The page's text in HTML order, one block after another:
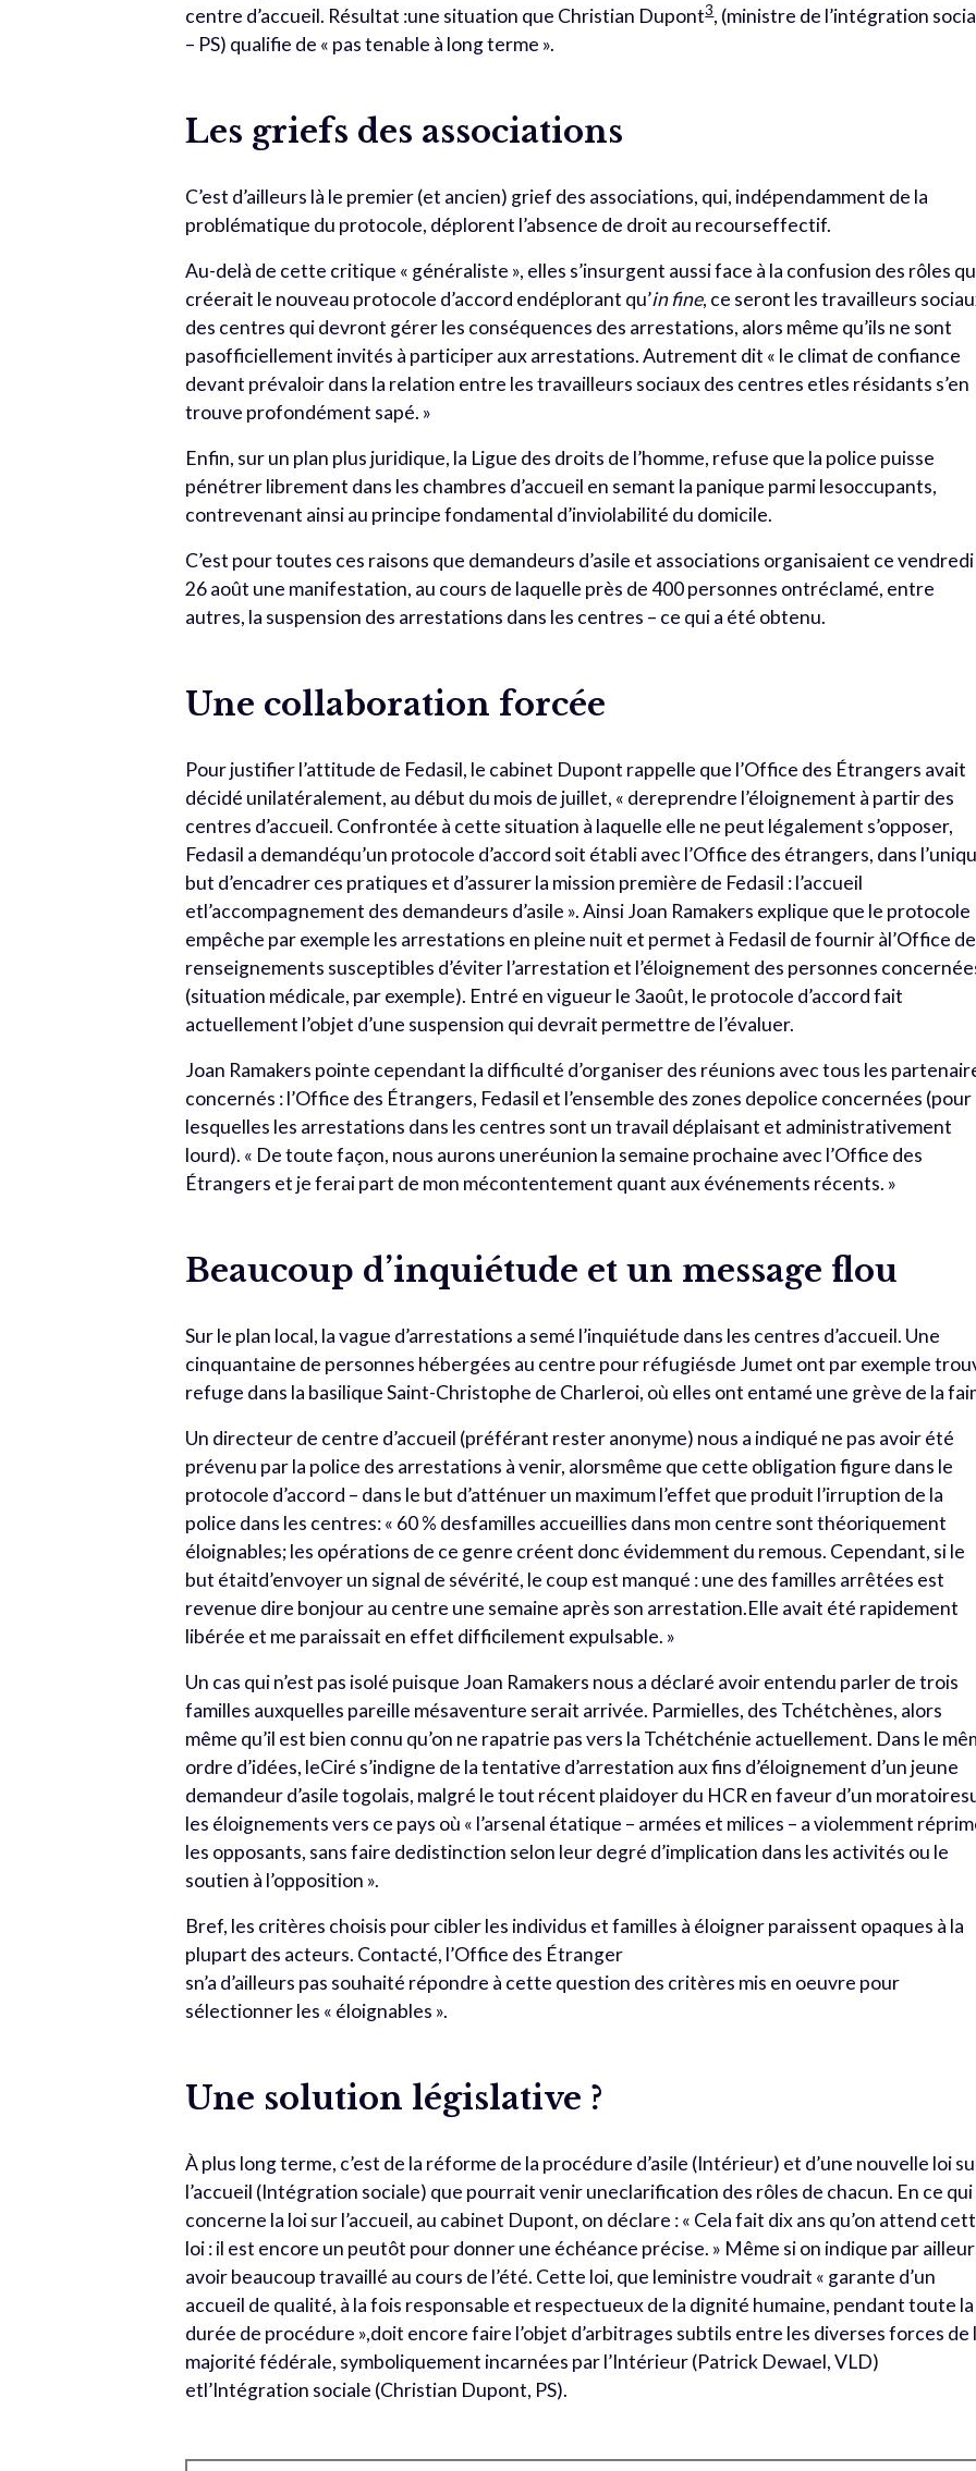
centre d’accueil. Résultat :une situation que Christian Dupont3, (ministre de l’intégration
– PS) qualifie de « pas tenable à long terme ».
Les griefs des associations
C’est d’ailleurs là le premier (et ancien) grief des associations, qui, indépendamment de la
problématique du protocole, déplorent l’absence de droit au recourseffectif.
Au-delà de cette critique « généraliste », elles s’insurgent aussi face à la confusion des rôles
créerait le nouveau protocole d’accord endéplorant qu’in fine, ce seront les travailleurs
des centres qui devront gérer les conséquences des arrestations, alors même qu’ils ne sont
pasofficiellement invités à participer aux arrestations. Autrement dit « le climat de confiance
devant prévaloir dans la relation entre les travailleurs sociaux des centres etles résidants s’en
trouve profondément sapé. »
Enfin, sur un plan plus juridique, la Ligue des droits de l’homme, refuse que la police puisse
pénétrer librement dans les chambres d’accueil en semant la panique parmi lesoccupants,
contrevenant ainsi au principe fondamental d’inviolabilité du domicile.
C’est pour toutes ces raisons que demandeurs d’asile et associations organisaient ce vendredi
26 août une manifestation, au cours de laquelle près de 400 personnes ontréclamé, entre
autres, la suspension des arrestations dans les centres – ce qui a été obtenu.
Une collaboration forcée
Pour justifier l’attitude de Fedasil, le cabinet Dupont rappelle que l’Office des Étrangers avait
décidé unilatéralement, au début du mois de juillet, « dereprendre l’éloignement à partir des
centres d’accueil. Confrontée à cette situation à laquelle elle ne peut légalement s’opposer,
Fedasil a demandéqu’un protocole d’accord soit établi avec l’Office des étrangers, dans
but d’encadrer ces pratiques et d’assurer la mission première de Fedasil : l’accueil
etl’accompagnement des demandeurs d’asile ». Ainsi Joan Ramakers explique que le protocole
empêche par exemple les arrestations en pleine nuit et permet à Fedasil de fournir àl’Office
renseignements susceptibles d’éviter l’arrestation et l’éloignement des personnes
(situation médicale, par exemple). Entré en vigueur le 3août, le protocole d’accord fait
actuellement l’objet d’une suspension qui devrait permettre de l’évaluer.
Joan Ramakers pointe cependant la difficulté d’organiser des réunions avec tous les
concernés : l’Office des Étrangers, Fedasil et l’ensemble des zones depolice concernées (pour
lesquelles les arrestations dans les centres sont un travail déplaisant et administrativement
lourd). « De toute façon, nous aurons uneréunion la semaine prochaine avec l’Office des
Étrangers et je ferai part de mon mécontentement quant aux événements récents. »
Beaucoup d’inquiétude et un message flou
Sur le plan local, la vague d’arrestations a semé l’inquiétude dans les centres d’accueil. Une
cinquantaine de personnes hébergées au centre pour réfugiésde Jumet ont par exemple
refuge dans la basilique Saint-Christophe de Charleroi, où elles ont entamé une grève de la
Un directeur de centre d’accueil (préférant rester anonyme) nous a indiqué ne pas avoir été
prévenu par la police des arrestations à venir, alorsmême que cette obligation figure dans le
protocole d’accord – dans le but d’atténuer un maximum l’effet que produit l’irruption de la
police dans les centres: « 60 % desfamilles accueillies dans mon centre sont théoriquement
éloignables; les opérations de ce genre créent donc évidemment du remous. Cependant, si le
but étaitd’envoyer un signal de sévérité, le coup est manqué : une des familles arrêtées est
revenue dire bonjour au centre une semaine après son arrestation.Elle avait été rapidement
libérée et me paraissait en effet difficilement expulsable. »
Un cas qui n’est pas isolé puisque Joan Ramakers nous a déclaré avoir entendu parler de trois
familles auxquelles pareille mésaventure serait arrivée. Parmielles, des Tchétchènes, alors
même qu’il est bien connu qu’on ne rapatrie pas vers la Tchétchénie actuellement. Dans le
ordre d’idées, leCiré s’indigne de la tentative d’arrestation aux fins d’éloignement d’un jeune
demandeur d’asile togolais, malgré le tout récent plaidoyer du HCR en faveur d’un
les éloignements vers ce pays où « l’arsenal étatique – armées et milices – a violemment
les opposants, sans faire dedistinction selon leur degré d’implication dans les activités ou le
soutien à l’opposition ».
Bref, les critères choisis pour cibler les individus et familles à éloigner paraissent opaques à la
plupart des acteurs. Contacté, l’Office des Étranger
sn’a d’ailleurs pas souhaité répondre à cette question des critères mis en oeuvre pour
sélectionner les « éloignables ».
Une solution législative ?
À plus long terme, c’est de la réforme de la procédure d’asile (Intérieur) et d’une nouvelle loi
l’accueil (Intégration sociale) que pourrait venir uneclarification des rôles de chacun. En ce qui
concerne la loi sur l’accueil, au cabinet Dupont, on déclare : « Cela fait dix ans qu’on attend
loi : il est encore un peutôt pour donner une échéance précise. » Même si on indique par
avoir beaucoup travaillé au cours de l’été. Cette loi, que leministre voudrait « garante d’un
accueil de qualité, à la fois responsable et respectueux de la dignité humaine, pendant toute la
durée de procédure »,doit encore faire l’objet d’arbitrages subtils entre les diverses forces de
majorité fédérale, symboliquement incarnées par l’Intérieur (Patrick Dewael, VLD)
etl’Intégration sociale (Christian Dupont, PS).